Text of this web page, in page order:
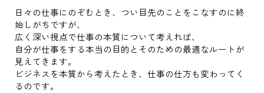
日々の仕事にのぞむとき、つい目先のことをこなすのに終
始しがちですが、
広く深い視点で仕事の本質について考えれば、
自分が仕事をする本当の目的とそのための最適なルートが
見えてきます。
ビジネスを本質から考えたとき、仕事の仕方も変わってく
るのです。